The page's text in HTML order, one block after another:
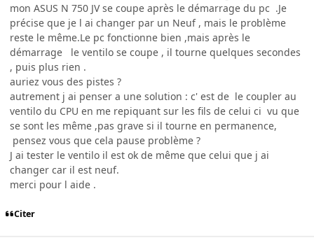
mon ASUS N 750 JV se coupe après le démarrage du pc .Je
précise que je l ai changer par un Neuf , mais le problème
reste le même.Le pc fonctionne bien ,mais après le
démarrage le ventilo se coupe , il tourne quelques secondes
, puis plus rien .
auriez vous des pistes ?
autrement j ai penser a une solution : c' est de le coupler au
ventilo du CPU en me repiquant sur les fils de celui ci vu que
se sont les même ,pas grave si il tourne en permanence,
pensez vous que cela pause problème ?
J ai tester le ventilo il est ok de même que celui que j ai
changer car il est neuf.
merci pour l aide .
Citer